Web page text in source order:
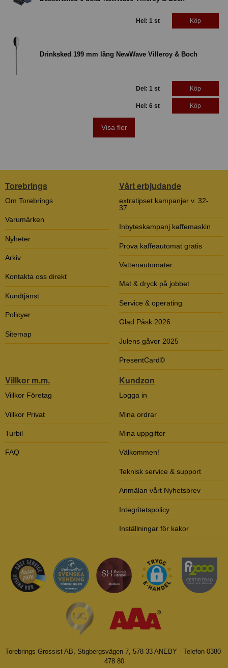
Hel: 1 st Köp
Drinksked 199 mm lång NewWave Villeroy & Boch
Del: 1 st Köp
Hel: 6 st Köp
Visa fler
Torebrings
Om Torebrings
Varumärken
Nyheter
Arkiv
Kontakta oss direkt
Kundtjänst
Policyer
Sitemap
Vårt erbjudande
extratipset kampanjer v. 32-
37
Inbyteskampanj kaffemaskin
Prova kaffeautomat gratis
Vattenautomater
Mat & dryck på jobbet
Service & operating
Glad Påsk 2026
Julens gåvor 2025
PresentCard©
Villkor m.m.
Villkor Företag
Villkor Privat
Turbil
FAQ
Kundzon
Logga in
Mina ordrar
Mina uppgifter
Välkommen!
Teknisk service & support
Anmälan vårt Nyhetsbrev
Integritetspolicy
Inställningar för kakor
Torebrings Grossist AB, Stigbergsvägen 7, 578 33 ANEBY - Telefon 0380-
478 80